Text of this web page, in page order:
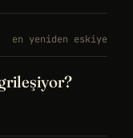
en yeniden eskiye